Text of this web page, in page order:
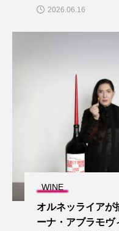
2026.06.16
WINE
オルネッライアが
ーナ・アブラモヴ